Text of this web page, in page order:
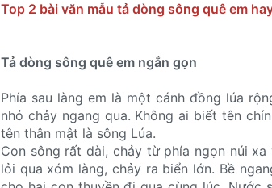
Top 2 bài văn mẫu tả dòng sông quê em
Tả dòng sông quê em ngắn gọn
Phía sau làng em là một cánh đồng lúa
nhỏ chảy ngang qua. Không ai biết tên
tên thân mật là sông Lúa.
Con sông rất dài, chảy từ phía ngọn núi
lỏi qua xóm làng, chảy ra biển lớn. Bề